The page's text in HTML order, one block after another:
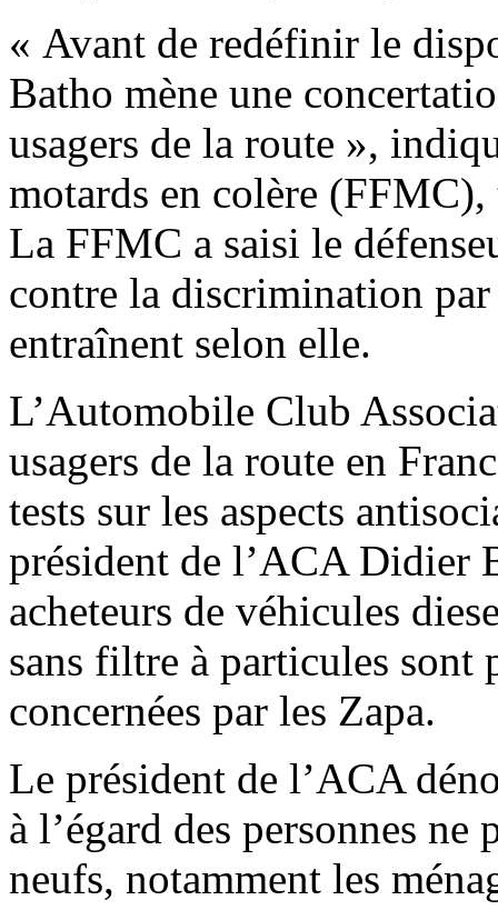
« Avant de redéfinir le
Batho mène une
usagers de la route »,
motards en colère
La FFMC a saisi le
contre la discrimination par
entraînent selon elle.
L’Automobile Club
usagers de la route en
tests sur les aspects
président de l’ACA Didier
acheteurs de véhicules
sans filtre à particules sont
concernées par les Zapa.
Le président de l’ACA
à l’égard des personnes
neufs, notamment les